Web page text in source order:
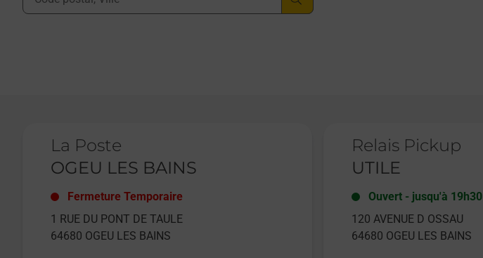
La Poste
OGEU LES BAINS
Fermeture Temporaire
1 RUE DU PONT DE TAULE
64680 OGEU LES BAINS
Relais Pickup
UTILE
Ouvert- jusqu'à 19h30
120 AVENUE D OSSAU
64680 OGEU LES BAINS